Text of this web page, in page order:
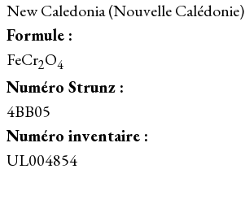
New Caledonia (Nouvelle Calédonie)
Formule :
FeCr2O4
Numéro Strunz :
4BB05
Numéro inventaire :
UL004854